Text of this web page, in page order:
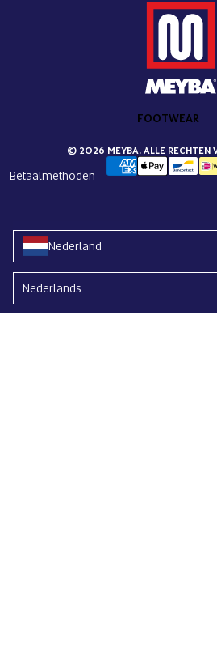
FOOTWEAR
© 2026 MEYBA. ALLE RECHTEN
Betaalmethoden
Nederland
Nederlands